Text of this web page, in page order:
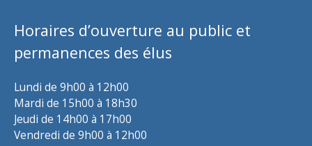
Horaires d’ouverture au public et
permanences des élus
Lundi de 9h00 à 12h00
Mardi de 15h00 à 18h30
Jeudi de 14h00 à 17h00
Vendredi de 9h00 à 12h00